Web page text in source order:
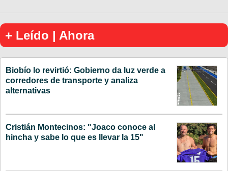
+ Leído | Ahora
Biobío lo revirtió: Gobierno da luz verde a
corredores de transporte y analiza
alternativas
Cristián Montecinos: "Joaco conoce al
hincha y sabe lo que es llevar la 15"